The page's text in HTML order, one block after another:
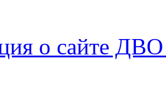
о сайте